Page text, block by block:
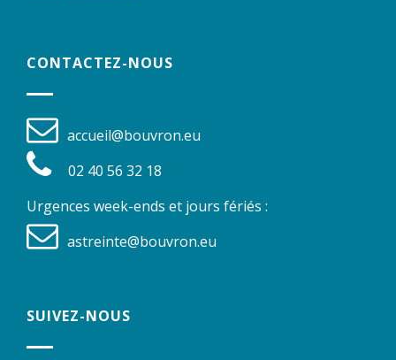
CONTACTEZ-NOUS
accueil@bouvron.eu
02 40 56 32 18
Urgences week-ends et jours fériés :
astreinte@bouvron.eu
SUIVEZ-NOUS